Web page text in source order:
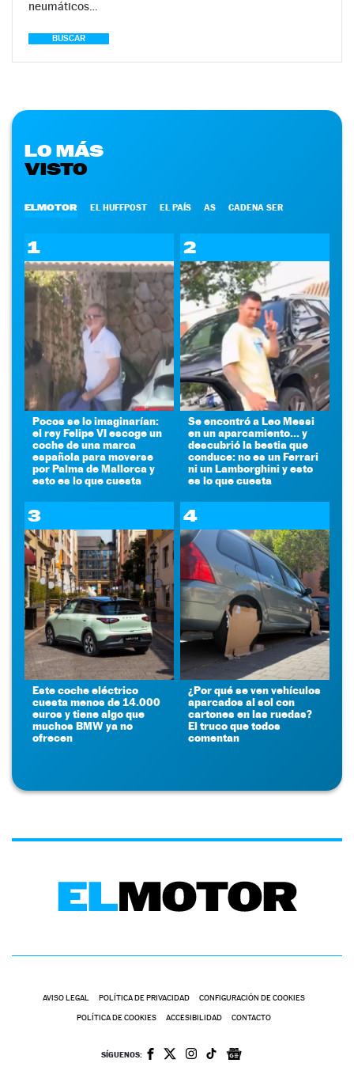
neumáticos…
BUSCAR
LO MÁS
VISTO
ELMOTOR EL HUFFPOST EL PAÍS AS CADENA SER
1
Pocos se lo imaginarían:
el rey Felipe VI escoge un
coche de una marca
española para moverse
por Palma de Mallorca y
esto es lo que cuesta
2
Se encontró a Leo Messi
en un aparcamiento... y
descubrió la bestia que
conduce: no es un Ferrari
ni un Lamborghini y esto
es lo que cuesta
3
Este coche eléctrico
cuesta menos de 14.000
euros y tiene algo que
muchos BMW ya no
ofrecen
4
¿Por qué se ven vehículos
aparcados al sol con
cartones en las ruedas?
El truco que todos
comentan
AVISO LEGAL POLÍTICA DE PRIVACIDAD CONFIGURACIÓN DE COOKIES
POLÍTICA DE COOKIES ACCESIBILIDAD CONTACTO
SÍGUENOS: